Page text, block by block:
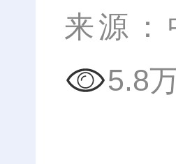
来源：
5.8